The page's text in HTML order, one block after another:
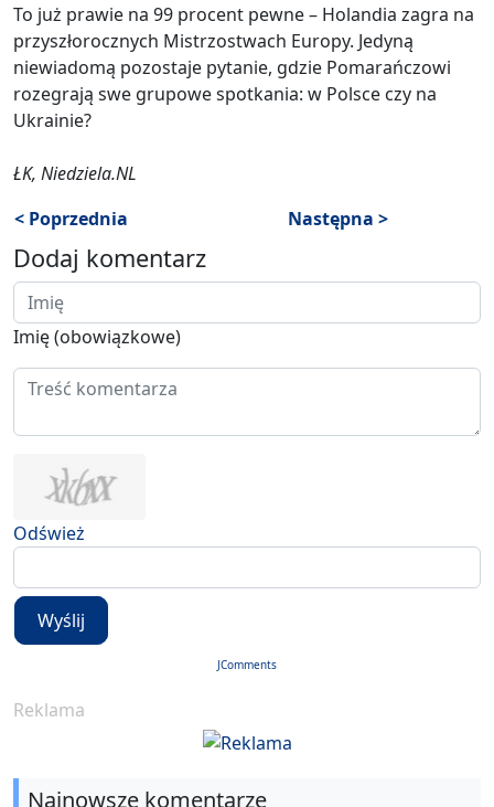
To już prawie na 99 procent pewne – Holandia zagra na
przyszłorocznych Mistrzostwach Europy. Jedyną
niewiadomą pozostaje pytanie, gdzie Pomarańczowi
rozegrają swe grupowe spotkania: w Polsce czy na
Ukrainie?
ŁK, Niedziela.NL
< Poprzednia
Następna >
Dodaj komentarz
Imię (obowiązkowe)
Odśwież
Wyślij
JComments
Reklama
Najnowsze komentarze